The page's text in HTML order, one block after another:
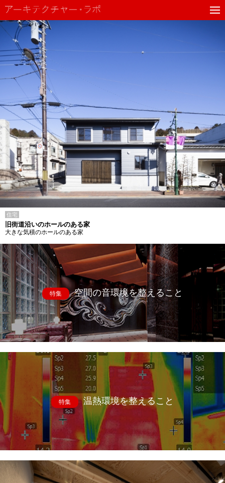
住宅
旧街道沿いのホールのある家
大きな気積のホールのある家
特集 空間の音環境を整えること
特集 温熱環境を整えること